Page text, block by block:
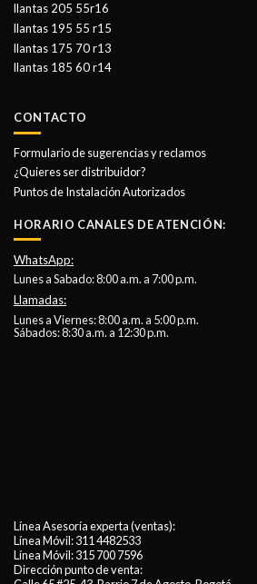
llantas 205 55r16
llantas 195 55 r15
llantas 175 70 r13
llantas 185 60 r14
CONTACTO
Formulario de sugerencias y reclamos
¿Quieres ser distribuidor?
Puntos de Instalación Autorizados
HORARIO CANALES DE ATENCIÓN:
WhatsApp:
Lunes a Sabado: 8:00 a.m. a 7:00 p.m.
Llamadas:
Lunes a Viernes: 8:00 a.m. a 5:00 p.m.
Sábados: 8:30 a.m. a 12:30 p.m.
Línea Asesoría experta (ventas):
Línea Móvil:311 4482533
Línea Móvil:315 700 7596
Dirección punto de venta: